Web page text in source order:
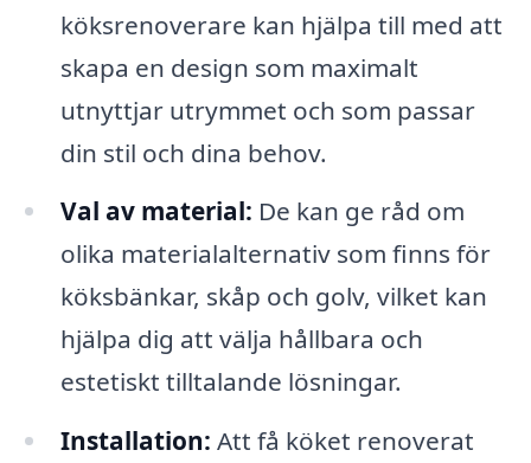
köksrenoverare kan hjälpa till med att
skapa en design som maximalt
utnyttjar utrymmet och som passar
din stil och dina behov.
Val av material: De kan ge råd om
olika materialalternativ som finns för
köksbänkar, skåp och golv, vilket kan
hjälpa dig att välja hållbara och
estetiskt tilltalande lösningar.
Installation: Att få köket renoverat